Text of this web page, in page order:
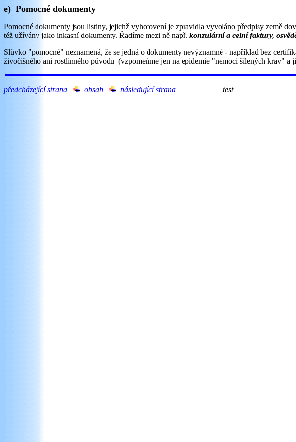
e) Pomocné dokumenty
Pomocné dokumenty jsou listiny, jejichž vyhotovení je zpravidla vyvoláno předpisy země
též užívány jako inkasní dokumenty. Řadíme mezi ně např. konzulární a celní faktury,
Slůvko "pomocné" neznamená, že se jedná o dokumenty nevýznamné - například bez
živočišného ani rostlinného původu (vzpomeňme jen na epidemie "nemoci šílených krav" a
předcházející strana obsah následující strana test